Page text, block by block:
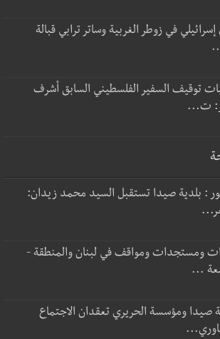
في زوطر الغربية وساتر ترابي قبالة
توقيف السفير الفلسطيني السابق أشرف
ت...
: بلدية صيدا تستقبل السيد محمد زيدان:
ومستجدات ومواقف في لبنان والمنطقة -
...
صيدا ومؤسسة الحريري تعقدان الاجتماع